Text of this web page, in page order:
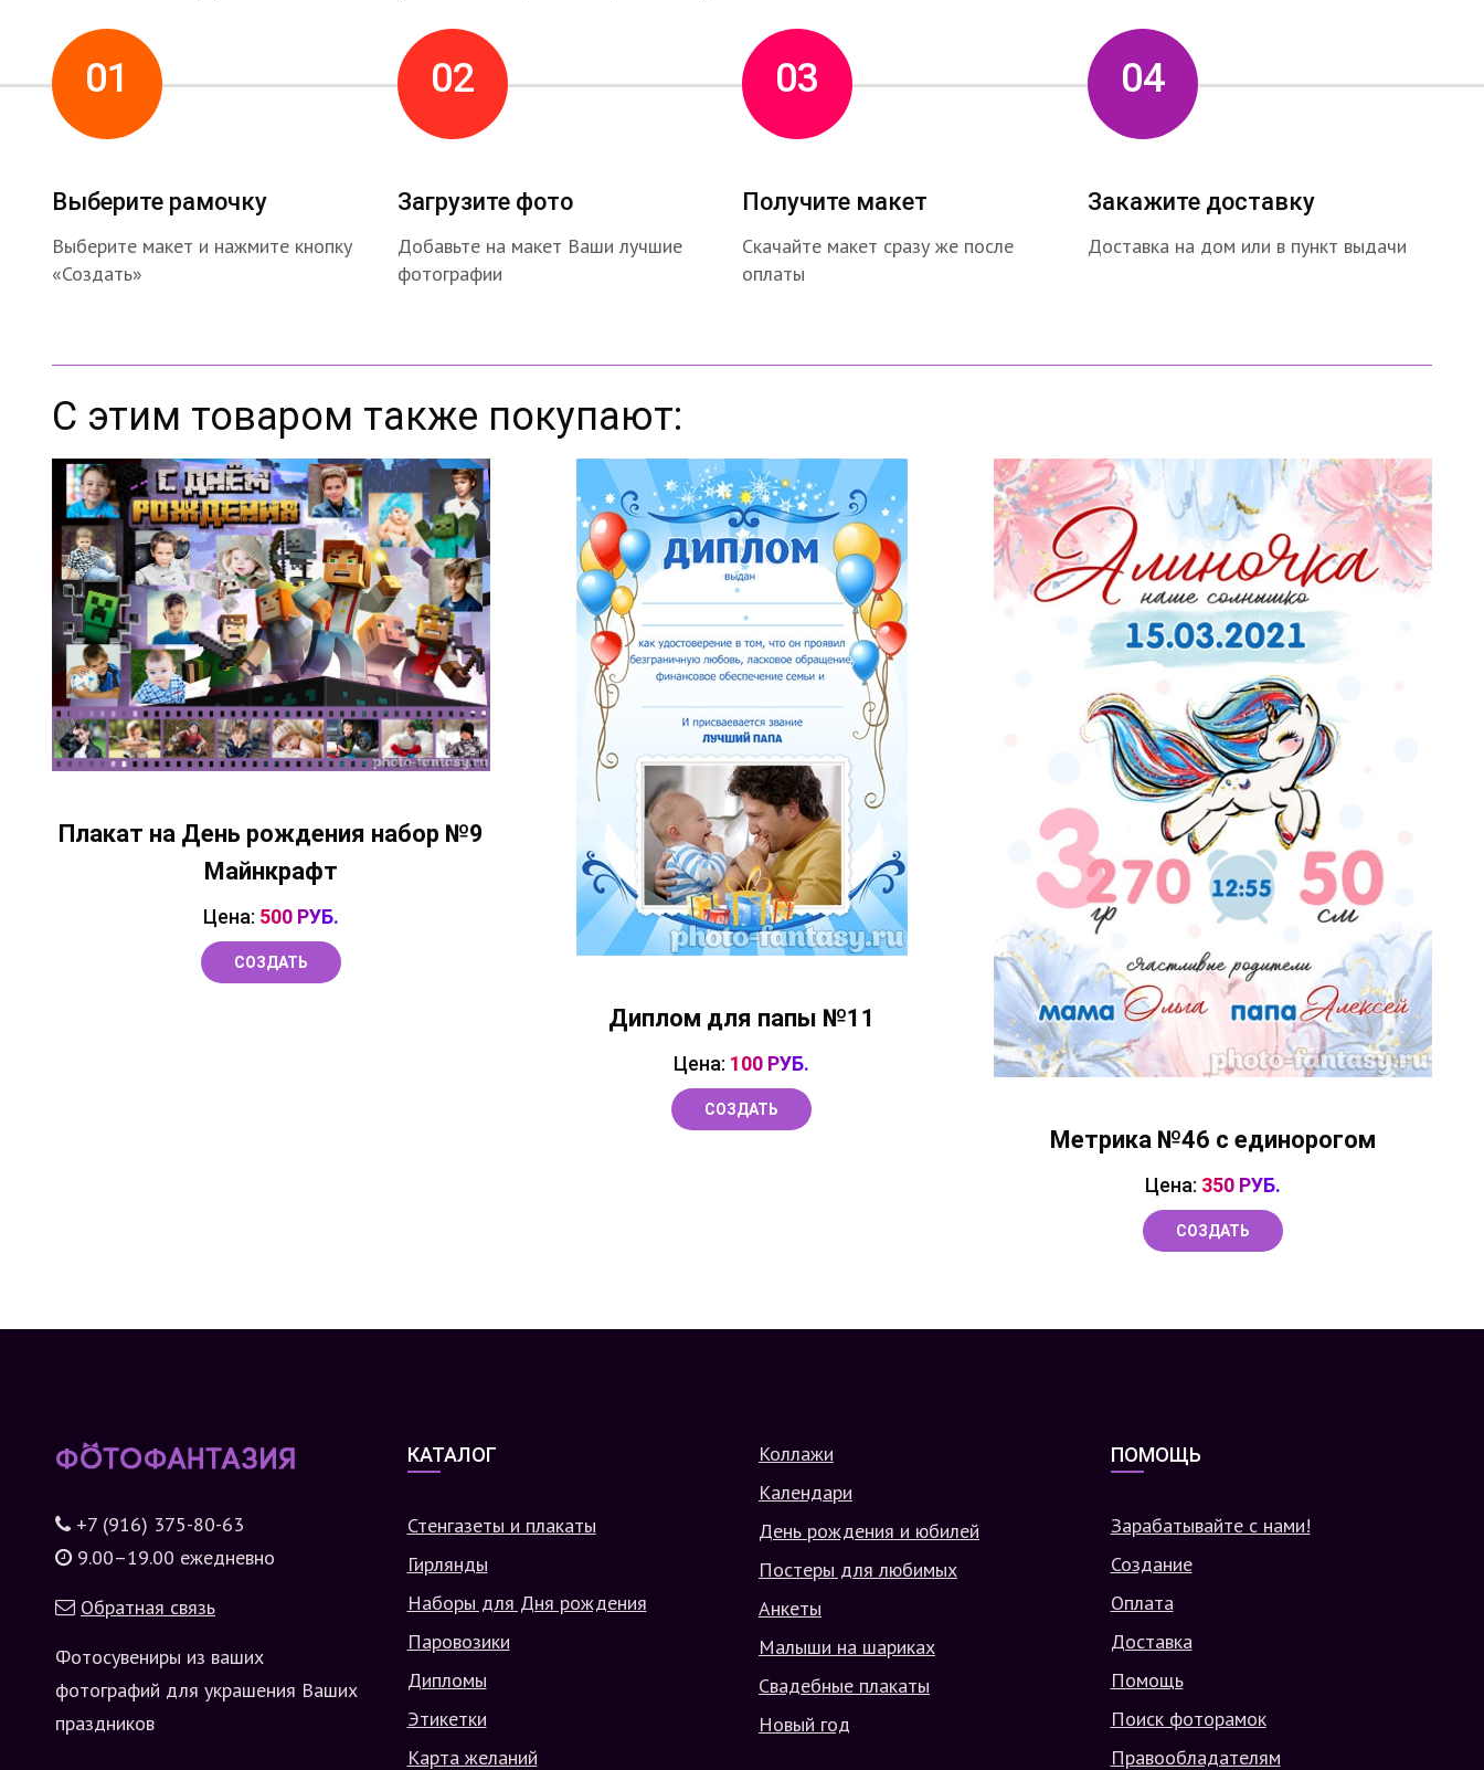
01
Выберите рамочку
Выберите макет и нажмите кнопку
«Создать»
02
Загрузите фото
Добавьте на макет Ваши лучшие
фотографии
03
Получите макет
Скачайте макет сразу же после
оплаты
04
Закажите доставку
Доставка на дом или в пункт выдачи
С этим товаром также покупают:
Плакат на День рождения набор №9
Майнкрафт
Цена: 500 РУБ.
СОЗДАТЬ
Диплом для папы №11
Цена: 100 РУБ.
СОЗДАТЬ
Метрика №46 с единорогом
Цена: 350 РУБ.
СОЗДАТЬ
+7 (916) 375-80-63
9.00–19.00 ежедневно
Обратная связь
Фотосувениры из ваших
фотографий для украшения Ваших
праздников
КАТАЛОГ
Стенгазеты и плакаты
Гирлянды
Наборы для Дня рождения
Паровозики
Дипломы
Этикетки
Карта желаний
Коллажи
Календари
День рождения и юбилей
Постеры для любимых
Анкеты
Малыши на шариках
Свадебные плакаты
Новый год
ПОМОЩЬ
Зарабатывайте с нами!
Создание
Оплата
Доставка
Помощь
Поиск фоторамок
Правообладателям